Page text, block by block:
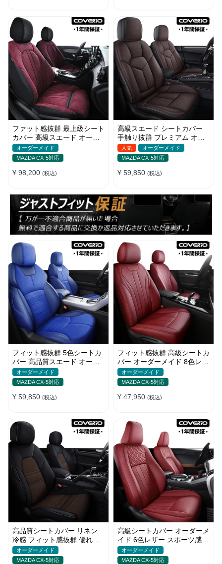
ファット感抜群 最上級シート
カバー 高級スエード オーダ
ーメイド防水仕様 全席セット
オーダーメイド
MAZDA CX-5対応
¥ 98,200 (税込)
高級スエード シートカバー
手触り抜群 プレミアム オー
ダーメイド 防水防汚 全席セ
ット
人気
オーダーメイド
MAZDA CX-5対応
¥ 59,850 (税込)
フィット感抜群 5色シートカ
バー 高品質スエード オーダ
ーメイド 防汚防水 耐久性
オーダーメイド
MAZDA CX-5対応
¥ 59,850 (税込)
フィット感抜群 高級シートカ
バー オーダーメイド 8色レザ
ー 撥水・防水加工 全席セッ
ト
オーダーメイド
MAZDA CX-5対応
¥ 47,950 (税込)
高品質シートカバー リネン
冷感 フィット感抜群 優れた
通気性 オーダーメイド 水洗
い
オーダーメイド
MAZDA CX-5対応
高級シートカバー オーダーメ
イド 6色レザー スポーツ感
耐摩耗性 軽/普自動車 SUV
オーダーメイド
MAZDA CX-5対応